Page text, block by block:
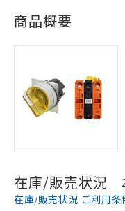
商品概要
在庫/販売状況
在庫/販売状況 ご利用条